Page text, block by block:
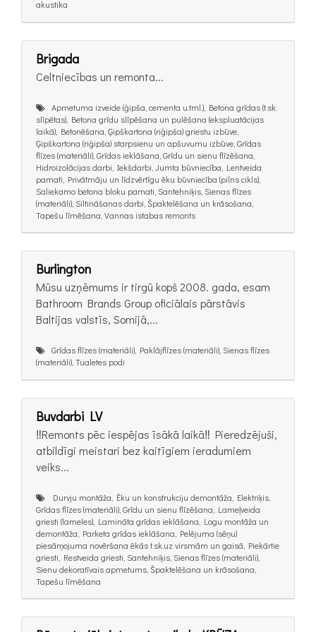
akustika
Brigada
Celtniecības un remonta...
Apmetuma izveide (ģipša, cementa u.tml.), Betona grīdas (t.sk.
slīpētas), Betona grīdu slīpēšana un pulēšana (ekspluatācijas
laikā), Betonēšana, Ģipškartona (riģipša) griestu izbūve,
Ģipškartona (riģipša) starpsienu un apšuvumu izbūve, Grīdas
flīzes (materiāli), Grīdas ieklāšana, Grīdu un sienu flīzēšana,
Hidroizolācijas darbi, Iekšdarbi, Jumta būvniecība, Lentveida
pamati, Privātmāju un līdzvērtīgu ēku būvniecība (pilns cikls),
Saliekamo betona bloku pamati, Santehniķis, Sienas flīzes
(materiāli), Siltināšanas darbi, Špaktelēšana un krāsošana,
Tapešu līmēšana, Vannas istabas remonts
Burlington
Mūsu uzņēmums ir tirgū kopš 2008. gada, esam
Bathroom Brands Group oficiālais pārstāvis
Baltijas valstīs, Somijā,...
Grīdas flīzes (materiāli), Paklājflīzes (materiāli), Sienas flīzes
(materiāli), Tualetes podi
Buvdarbi LV
‼️Remonts pēc iespējas īsākā laikā‼️ Pieredzējuši,
atbildīgi meistari bez kaitīgiem ieradumiem
veiks...
Durvju montāža, Ēku un konstrukciju demontāža, Elektriķis,
Grīdas flīzes (materiāli), Grīdu un sienu flīzēšana, Lameļveida
griesti (lameles), Lamināta grīdas ieklāšana, Logu montāža un
demontāža, Parketa grīdas ieklāšana, Pelējuma (sēņu)
piesārņojuma novēršana ēkās t.sk.uz virsmām un gaisā, Piekārtie
griesti, Restveida griesti, Santehniķis, Sienas flīzes (materiāli),
Sienu dekoratīvais apmetums, Špaktelēšana un krāsošana,
Tapešu līmēšana